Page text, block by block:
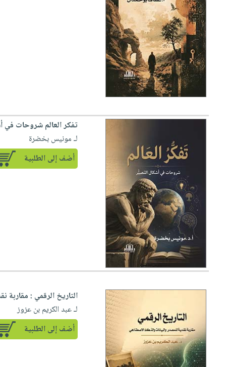
صابون
أطفال
مناسبات
فيديوهات
أسئلة
يتكرر
طرحها
خدمات
وفرات
كتابك
عربة
التسوق
نشرة
الإصدارات
تفكر العالم شروحات في
لـ مونيس بخضرة
أضف إلى الطلبية
التاريخ الرقمي : مقاربة
لـ عبد الكريم بن عزوز
أضف إلى الطلبية